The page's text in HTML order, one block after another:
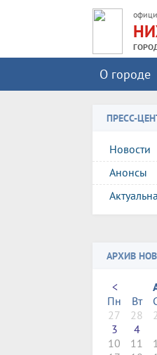
О городе
ПРЕСС-
Новости
Анонсы
АРХИВ
<
Пн
Вт
27
28
3
4
10
11